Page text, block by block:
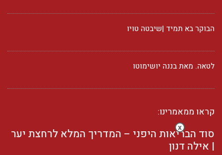
הבוקר בא תמיד |שיבטה טויו
לטאה. מאת בננה יושימוטו
קראו ממאמרינו:
סוד הבריאות היפני – המדריך המלא לרחצת יער
| אילה דנון
x